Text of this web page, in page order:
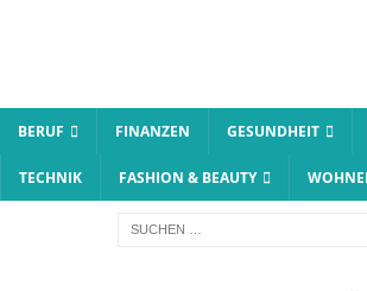
BERUF FINANZEN GESUNDHEIT
TECHNIK FASHION & BEAUTY